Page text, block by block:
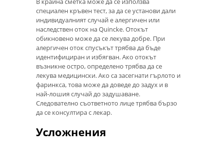
специален кръвен тест, за да се установи дали
индивидуалният случай е алергичен или
наследствен оток на Quincke. Отокът
обикновено може да се лекува добре. При
алергичен оток спусъкът трябва да бъде
идентифициран и избягван. Ако отокът
възникне остро, определено трябва да се
лекува медицински. Ако са засегнати гърлото и
фаринкса, това може да доведе до задух и в
най-лошия случай до задушаване.
Следователно съответното лице трябва бързо
да се консултира с лекар.
Усложнения